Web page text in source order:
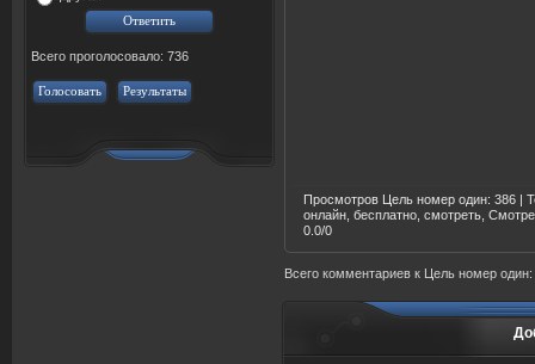
Всего проголосовало: 736
Голосовать Результаты
Просмотров Цель номер один: 386 |
онлайн, бесплатно, смотреть,
0.0/0
Всего комментариев к Цель номер один: